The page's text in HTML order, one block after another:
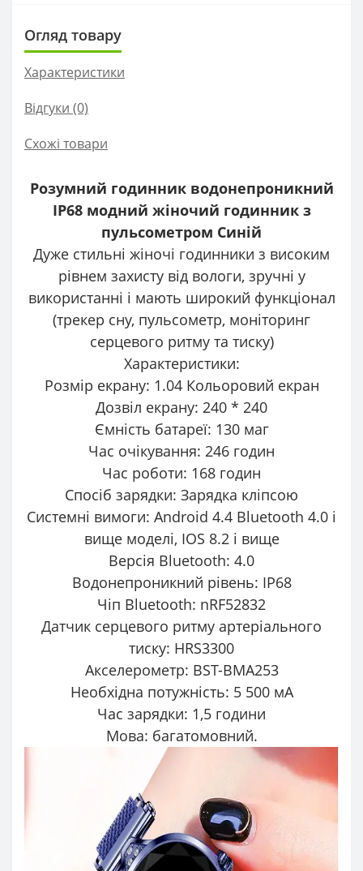
Огляд товару
Характеристики
Відгуки (0)
Схожі товари
Розумний годинник водонепроникний
IP68 модний жіночий годинник з
пульсометром Синій
Дуже стильні жіночі годинники з високим
рівнем захисту від вологи, зручні у
використанні і мають широкий функціонал
(трекер сну, пульсометр, моніторинг
серцевого ритму та тиску)
Характеристики:
Розмір екрану: 1.04 Кольоровий екран
Дозвіл екрану: 240 * 240
Ємність батареї: 130 маг
Час очікування: 246 годин
Час роботи: 168 годин
Спосіб зарядки: Зарядка кліпсою
Системні вимоги: Android 4.4 Bluetooth 4.0 і
вище моделі, IOS 8.2 і вище
Версія Bluetooth: 4.0
Водонепроникний рівень: IP68
Чіп Bluetooth: nRF52832
Датчик серцевого ритму артеріального
тиску: HRS3300
Акселерометр: BST-BMA253
Необхідна потужність: 5 500 мА
Час зарядки: 1,5 години
Мова: багатомовний.